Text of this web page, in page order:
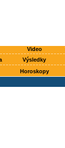
Video
Výsledky
Horoskopy